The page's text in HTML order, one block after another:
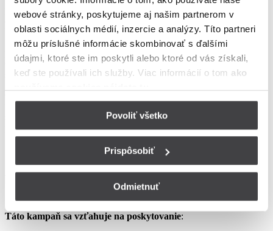
webové stránky, poskytujeme aj našim partnerom v
oblasti sociálnych médií, inzercie a analýzy. Títo partneri
môžu príslušné informácie skombinovať s ďalšími
údajmi, ktoré ste im poskytli alebo ktoré od vás získali,
keď ste používali ich služby. Viac informácií o tom ako
Povoliť všetko
Prispôsobiť
Odmietnuť
podmienkach neupravené sa riadia Zmluvou o poskytovaní verejne
dostupných služieb, vrátane všetkých jej súčastí, t.j. najmä
Všeobecných obchodných
podmienok na poskytovanie verejne dostupných služieb,
Osobitných podmienok, Tarify UPC Internet a Tarify jednorazových
služieb a iných platieb.
sú uvedené vrátane DPH podľa aktuálne platných právnych
predpisov.
Aprílový Crazy Week – Internet samostatne – LIS
Táto kampaň sa vzťahuje na poskytovanie: